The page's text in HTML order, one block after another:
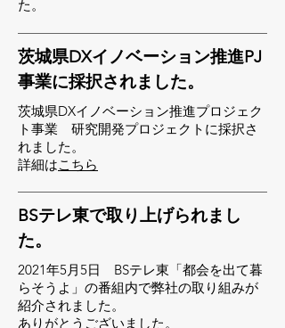
た。
茨城県DXイノベーション推進PJ
事業に採択されました。
茨城県DXイノベーション推進プロジェク
ト事業 研究開発プロジェクトに採択さ
れました。
​詳細はこちら
BSテレ東で取り上げられまし
た。
2021年5月5日 BSテレ東「都会を出て暮
らそうよ」の番組内で弊社の取り組みが
紹介されました。
ありがとうございました。